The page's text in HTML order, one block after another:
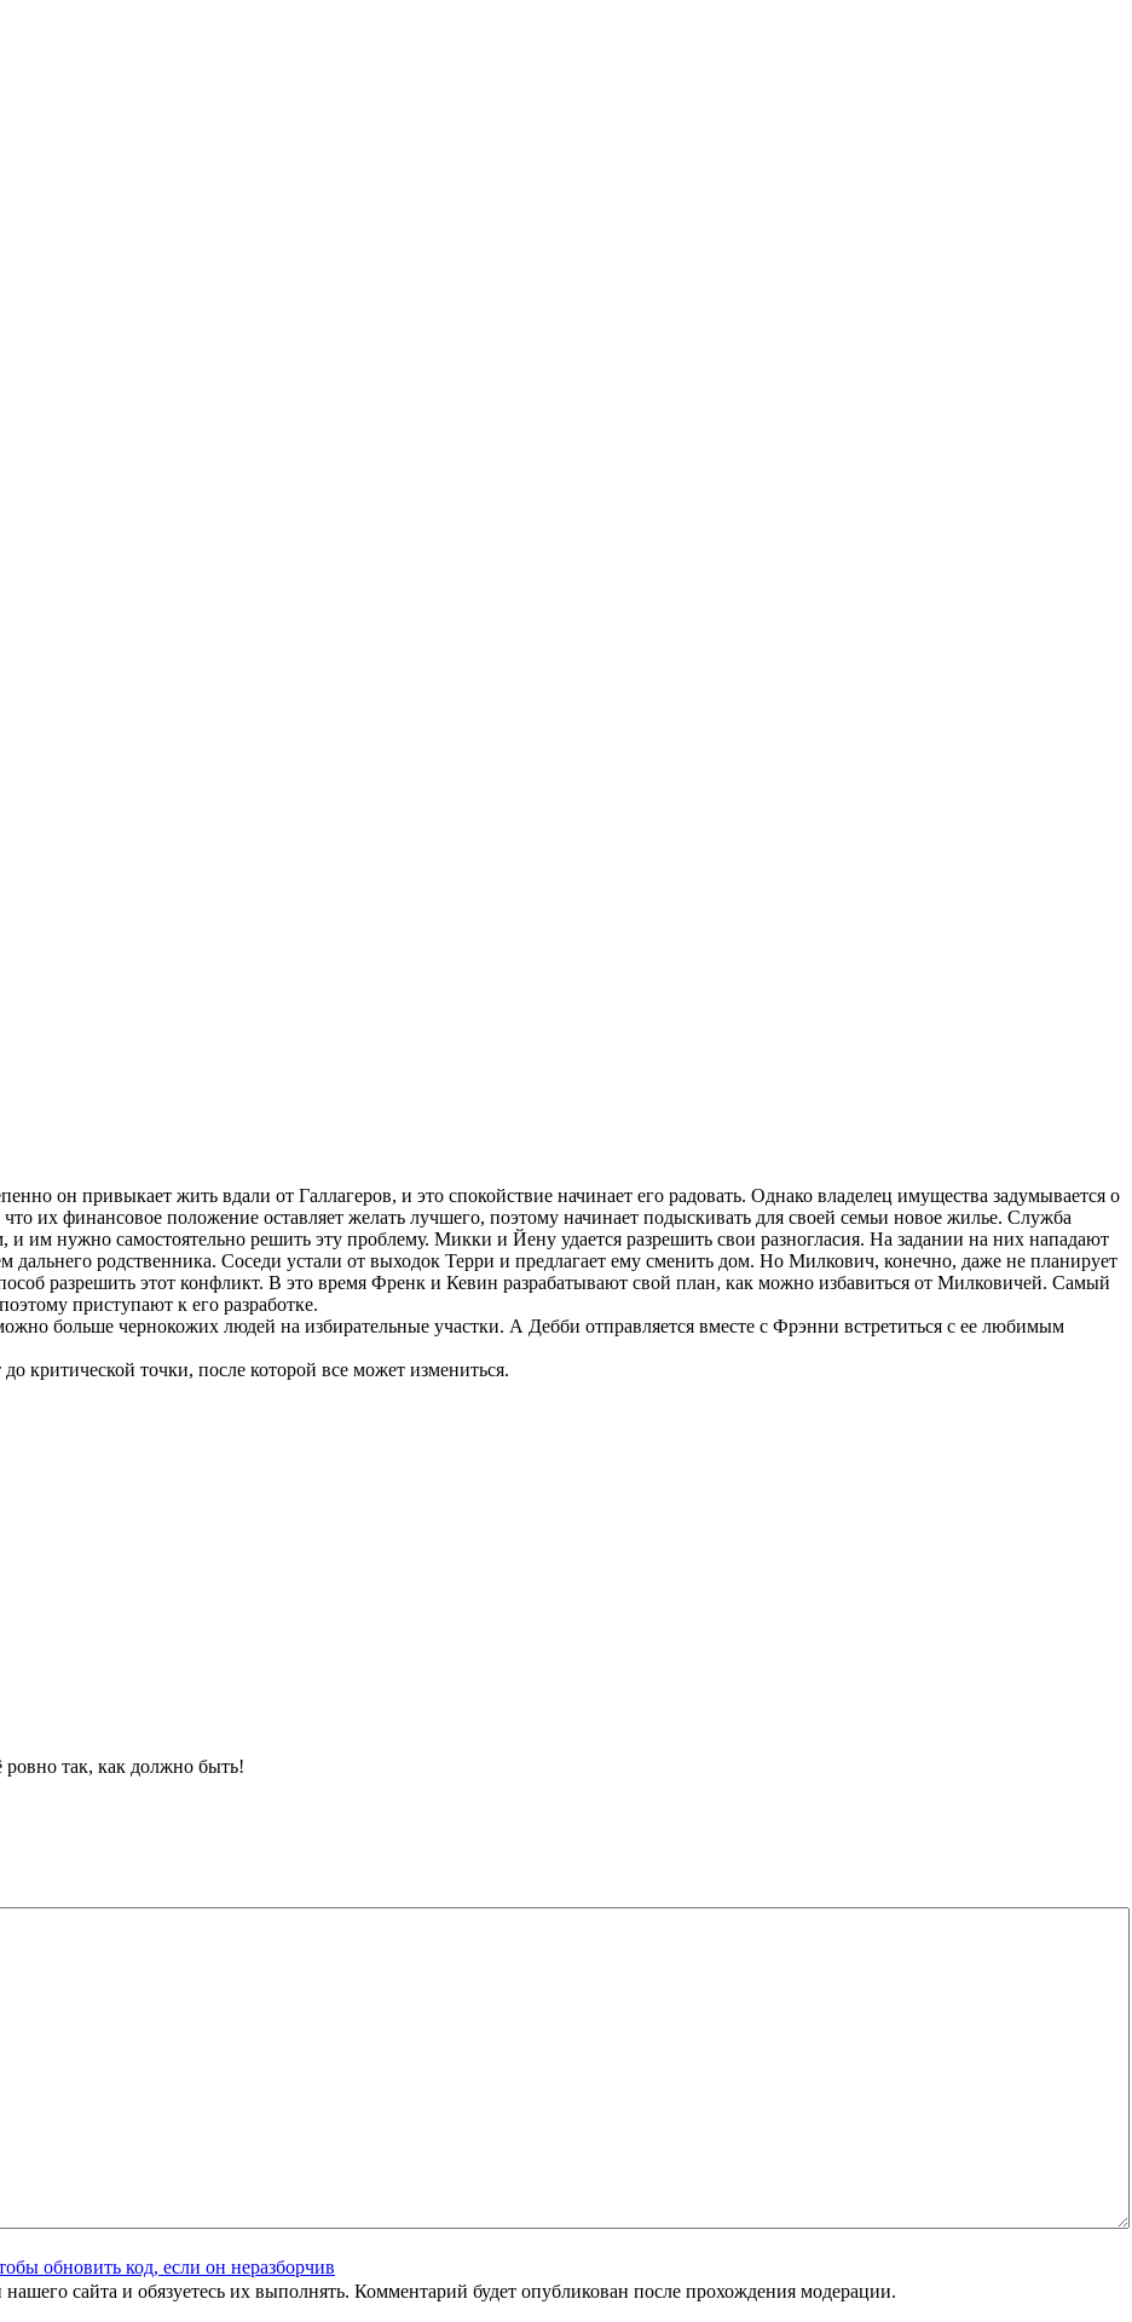
он привыкает жить вдали от Галлагеров, и это спокойствие начинает его радовать. Однако владелец имущества задумывается о
их финансовое положение оставляет желать лучшего, поэтому начинает подыскивать для своей семьи новое жилье. Служба
им нужно самостоятельно решить эту проблему. Микки и Йену удается разрешить свои разногласия. На задании на них нападают
дальнего родственника. Соседи устали от выходок Терри и предлагает ему сменить дом. Но Милкович, конечно, даже не планирует
разрешить этот конфликт. В это время Френк и Кевин разрабатывают свой план, как можно избавиться от Милковичей. Самый
приступают к его разработке.
больше чернокожих людей на избирательные участки. А Дебби отправляется вместе с Фрэнни встретиться с ее любимым
критической точки, после которой все может измениться.
ровно так, как должно быть!
сайта и обязуетесь их выполнять. Комментарий будет опубликован после прохождения модерации.